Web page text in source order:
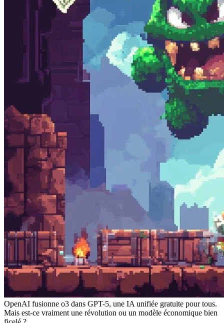
OpenAI fusionne o3 dans GPT-5, une IA unifiée gratuite pour tous.
Mais est-ce vraiment une révolution ou un modèle économique bien